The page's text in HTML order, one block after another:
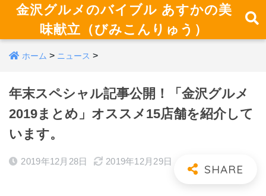
金沢グルメのバイブル あすかの美
味献立（びみこんりゅう）
ホーム > ニュース >
年末スペシャル記事公開！「金沢グルメ
2019まとめ」オススメ15店舗を紹介して
います。
2019年12月28日 2019年12月29日